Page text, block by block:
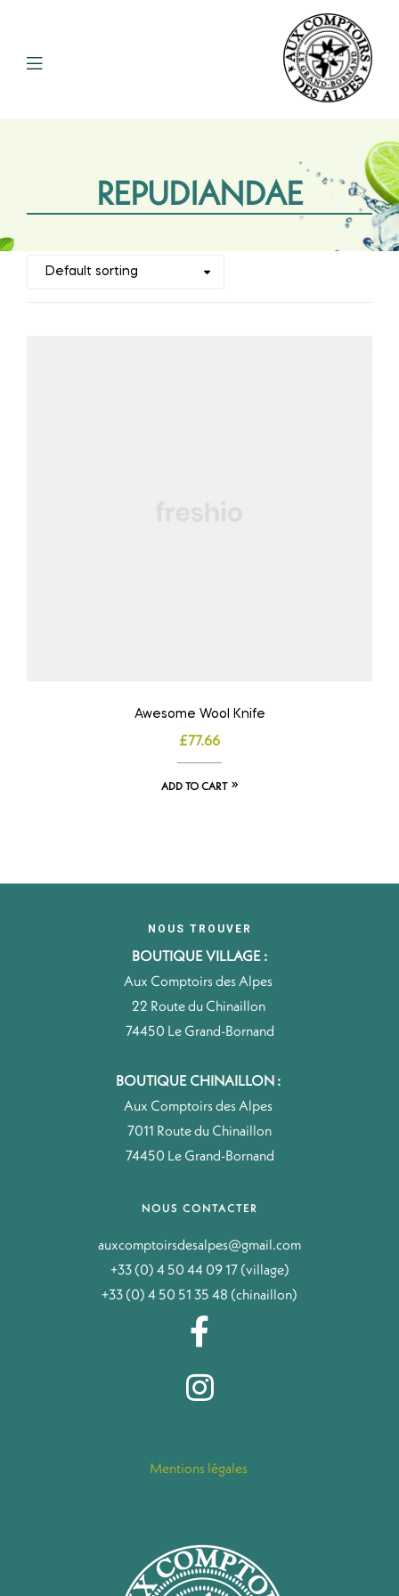
REPUDIANDAE
Awesome Wool Knife
£77.66
ADD TO CART
NOUS TROUVER
BOUTIQUE VILLAGE :
Aux Comptoirs des Alpes
22 Route du Chinaillon
74450 Le Grand-Bornand
BOUTIQUE CHINAILLON :
Aux Comptoirs des Alpes
7011 Route du Chinaillon
74450 Le Grand-Bornand
NOUS CONTACTER
auxcomptoirsdesalpes@gmail.com
+33 (0) 4 50 44 09 17 (village)
+33 (0) 4 50 51 35 48 (chinaillon)
Mentions légales